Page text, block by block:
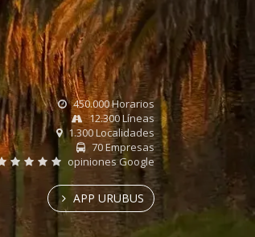
450.000 Horarios
12.300 Líneas
1.300 Localidades
70 Empresas
opiniones Google
APP URUBUS